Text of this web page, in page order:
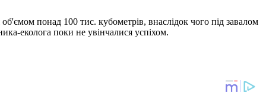
об'ємом понад 100 тис. кубометрів, внаслідок чого під завалом
еколога поки не увінчалися успіхом.